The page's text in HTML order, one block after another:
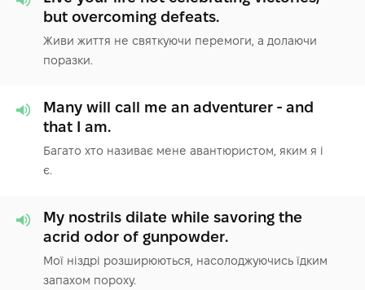
but overcoming defeats.
Живи життя не святкуючи перемоги, а долаючи
поразки.
Many will call me an adventurer - and
that I am.
Багато хто називає мене авантюристом, яким я і
є.
My nostrils dilate while savoring the
acrid odor of gunpowder.
Мої ніздрі розширюються, насолоджуючись їдким
запахом пороху.